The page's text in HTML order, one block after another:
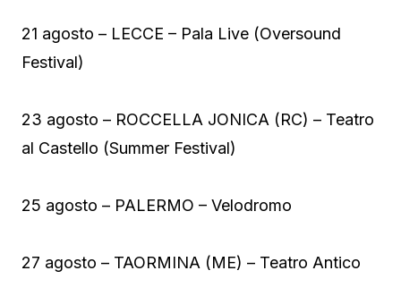
21 agosto – LECCE – Pala Live (Oversound
Festival)
23 agosto – ROCCELLA JONICA (RC) – Teatro
al Castello (Summer Festival)
25 agosto – PALERMO – Velodromo
27 agosto – TAORMINA (ME) – Teatro Antico